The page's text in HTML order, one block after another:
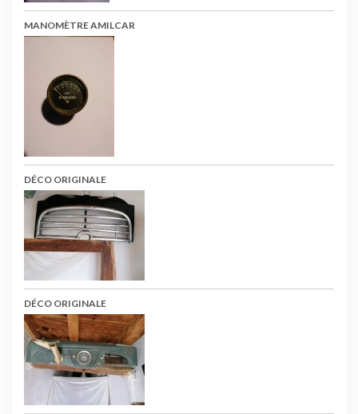
MANOMÈTRE AMILCAR
DÉCO ORIGINALE
DÉCO ORIGINALE